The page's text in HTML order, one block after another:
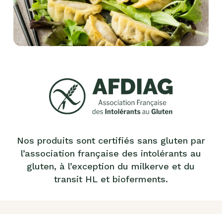
Nos produits sont certifiés sans gluten par
l’association française des intolérants au
gluten, à l’exception du milkerve et du
transit HL et bioferments.